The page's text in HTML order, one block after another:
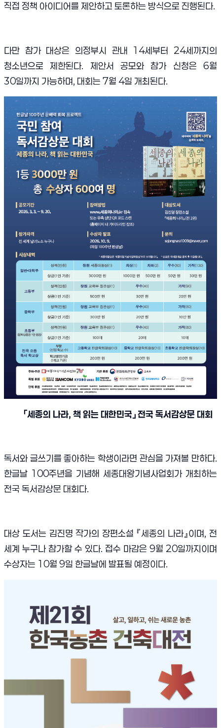
직접 정책 아이디어를 제안하고 토론하는 방식으로 진행된다.
다만 참가 대상은 의정부시 관내 14세부터 24세까지의
청소년으로 제한된다. 제안서 공모와 참가 신청은 6월
30일까지 가능하며, 대회는 7월 4일 개최된다.
「세종의 나라, 책 읽는 대한민국 」전국 독서감상문 대회
독서와 글쓰기를 좋아하는 학생이라면 관심을 가져볼 만하다.
한글날 100주년을 기념해 세종대왕기념사업회가 개최하는
전국 독서감상문 대회다.
대상 도서는 김진명 작가의 장편소설 『세종의 나라』이며, 전
세계 누구나 참가할 수 있다. 접수 마감은 9월 20일까지이며
수상자는 10월 9일 한글날에 발표될 예정이다.